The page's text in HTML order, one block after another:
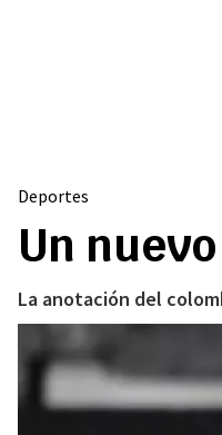
Deportes
Un
La anotación del